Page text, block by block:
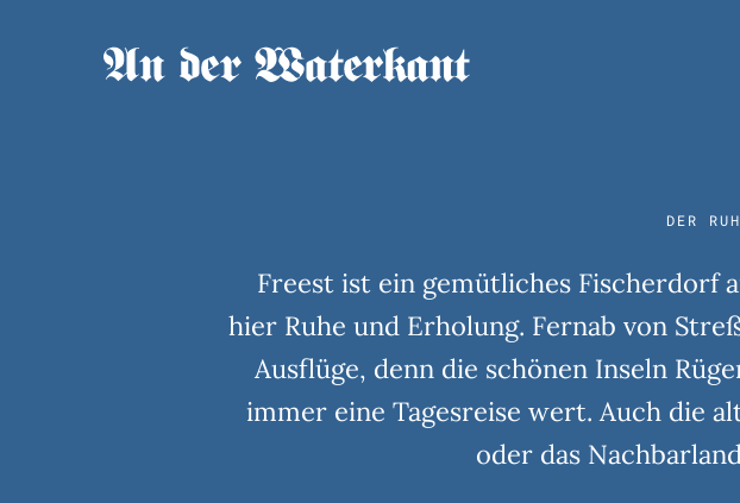
DER
Freest ist ein gemütliches Fischerdorf
hier Ruhe und Erholung. Fernab von
Ausflüge, denn die schönen Inseln
immer eine Tagesreise wert. Auch die
oder das